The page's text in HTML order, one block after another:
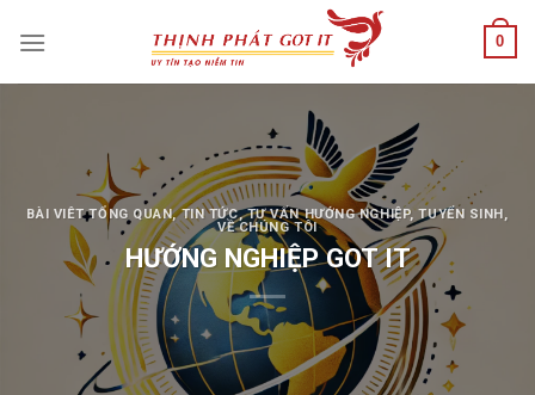
0
BÀI VIÊT TỔNG QUAN,TIN TỨC,TƯ VẤN HƯỚNG NGHIỆP,TUYỂN SINH ,
VỀ CHÚNG TÔI
HƯỚNG NGHIỆP GOT IT